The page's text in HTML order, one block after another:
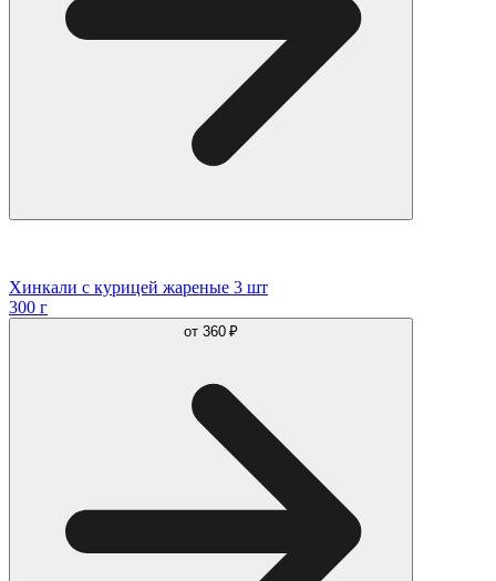
Хинкали с курицей жареные 3 шт
300 г
от 360 ₽